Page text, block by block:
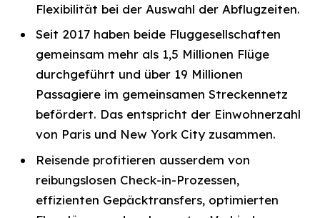
Flexibilität bei der Auswahl der Abflugzeiten.
Seit 2017 haben beide Fluggesellschaften
gemeinsam mehr als 1,5 Millionen Flüge
durchgeführt und über 19 Millionen
Passagiere im gemeinsamen Streckennetz
befördert. Das entspricht der Einwohnerzahl
von Paris und New York City zusammen.
Reisende profitieren ausserdem von
reibungslosen Check-in-Prozessen,
effizienten Gepäcktransfers, optimierten